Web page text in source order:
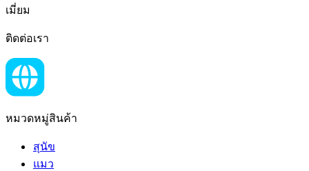
เมี่ยม
ติดต่อเรา
หมวดหมู่สินค้า
สุนัข
แมว